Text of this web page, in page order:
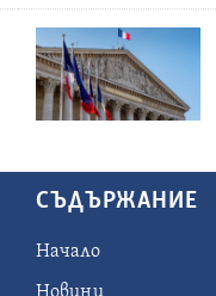
СЪДЪРЖАНИЕ
Начало
Новини